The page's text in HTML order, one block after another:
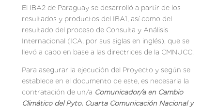
El IBA2 de Paraguay se desarrolló a partir de los
resultados y productos del IBA1, así como del
resultado del proceso de Consulta y Análisis
Internacional (ICA, por sus siglas en inglés), que se
llevó a cabo en base a las directrices de la CMNUCC.
Para asegurar la ejecución del Proyecto y según se
establece en el documento de este, es necesaria la
contratación de un/a Comunicador/a en Cambio
Climático del Pyto. Cuarta Comunicación Nacional y